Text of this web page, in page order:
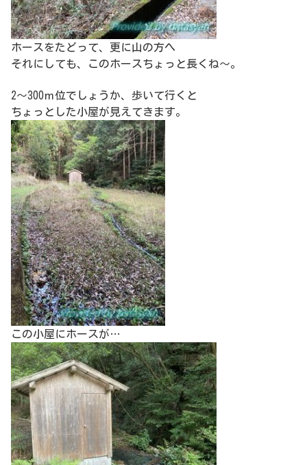
ホースをたどって、更に山の方へ
それにしても、このホースちょっと長くね～。
2～300ｍ位でしょうか、歩いて行くと
ちょっとした小屋が見えてきます。
この小屋にホースが…